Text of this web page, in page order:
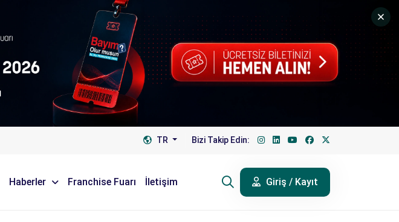
TR Bizi Takip Edin:
Haberler Franchise Fuarı İletişim Giriş / Kayıt